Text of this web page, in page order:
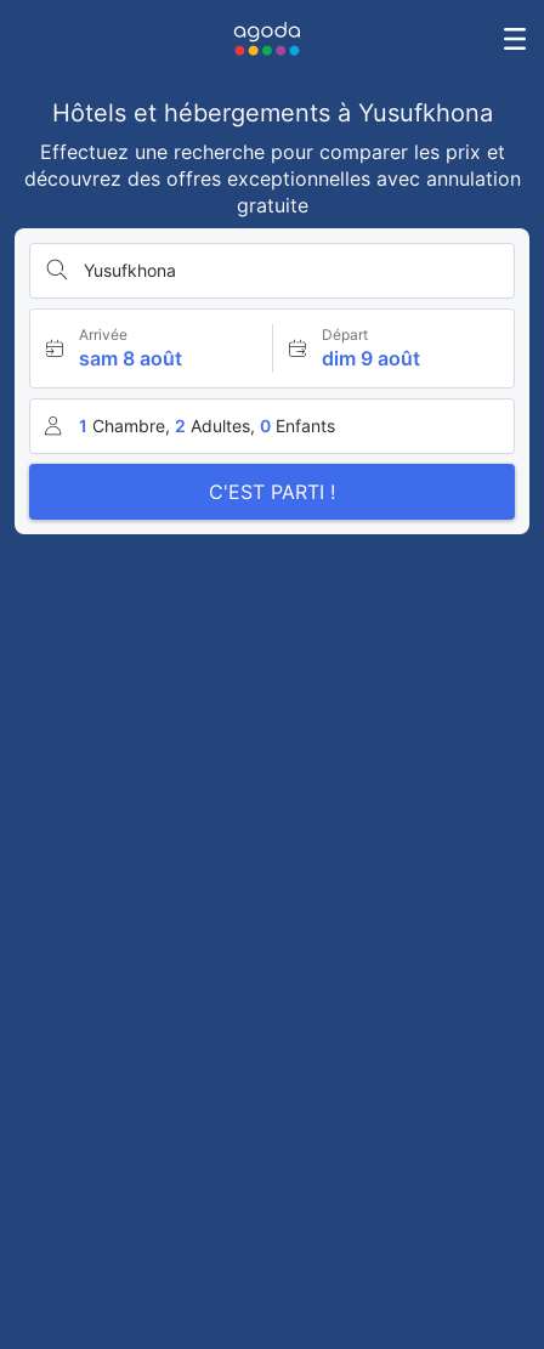
Hôtels et hébergements à Yusufkhona
Effectuez une recherche pour comparer les prix et
découvrez des offres exceptionnelles avec annulation
gratuite
Yusufkhona
Arrivée
sam 8 août
Départ
dim 9 août
1 Chambre, 2 Adultes, 0 Enfants
C'EST PARTI !